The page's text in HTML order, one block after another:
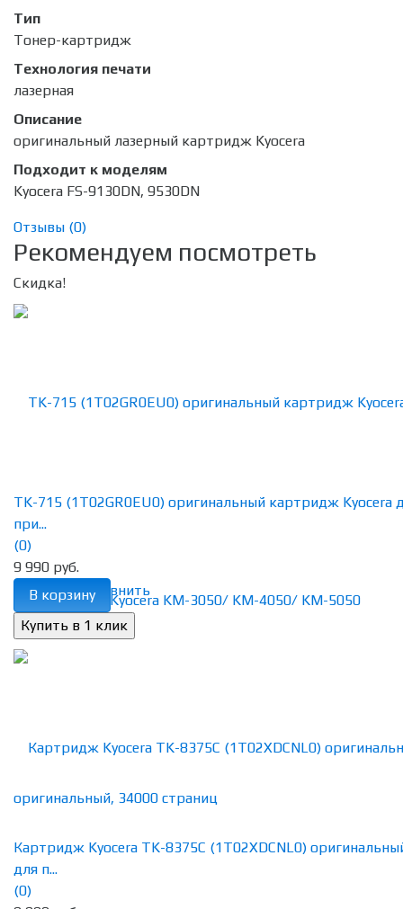
Тип
Тонер-картридж
Технология печати
лазерная
Описание
оригинальный лазерный картридж Kyocera
Подходит к моделям
Kyocera FS-9130DN, 9530DN
Отзывы (0)
Рекомендуем посмотреть
Скидка!
избранное сравнить
TK-715 (1T02GR0EU0) оригинальный картридж Kyocera
при...
(0)
9 990 руб.
В корзину
Картридж Kyocera TK-8375C (1T02XDCNL0)
для п...
(0)